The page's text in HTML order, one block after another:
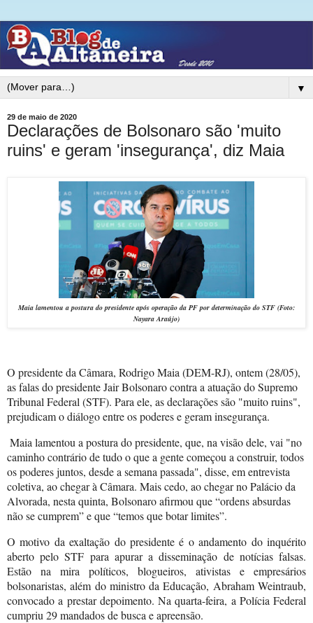
▼
29 de maio de 2020
Declarações de Bolsonaro são 'muito
ruins' e geram 'insegurança', diz Maia
Maia lamentou a postura do presidente após operação da PF por determinação do STF (Foto:
Nayara Araújo)
O presidente da Câmara, Rodrigo Maia (DEM-RJ), ontem (28/05),
as falas do presidente Jair Bolsonaro contra a atuação do Supremo
Tribunal Federal (STF). Para ele, as declarações são "muito ruins",
prejudicam o diálogo entre os poderes e geram insegurança.
Maia lamentou a postura do presidente, que, na visão dele, vai "no
caminho contrário de tudo o que a gente começou a construir, todos
os poderes juntos, desde a semana passada", disse, em entrevista
coletiva, ao chegar à Câmara. Mais cedo, ao chegar no Palácio da
Alvorada, nesta quinta, Bolsonaro afirmou que “ordens absurdas
não se cumprem” e que “temos que botar limites”.
O motivo da exaltação do presidente é o andamento do inquérito
aberto pelo STF para apurar a disseminação de notícias falsas.
Estão na mira políticos, blogueiros, ativistas e empresários
bolsonaristas, além do ministro da Educação, Abraham Weintraub,
convocado a prestar depoimento. Na quarta-feira, a Polícia Federal
cumpriu 29 mandados de busca e apreensão.